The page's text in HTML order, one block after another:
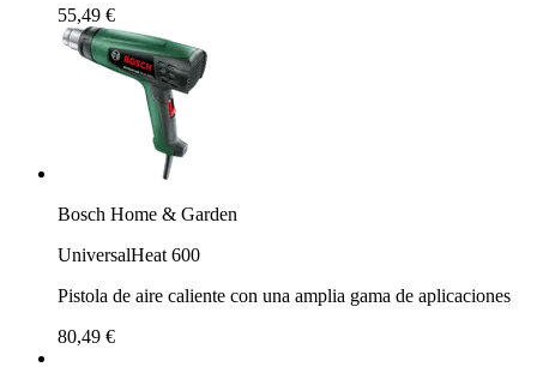
55,49 €
Bosch Home & Garden
UniversalHeat 600
Pistola de aire caliente con una amplia gama de aplicaciones
80,49 €